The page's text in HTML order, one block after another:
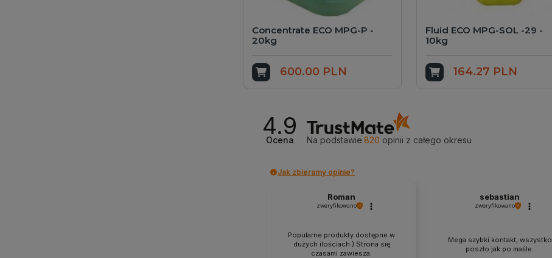
Concentrate ECO MPG-P -
20kg
Add to cart
600.00 PLN
Fluid ECO MPG-SOL -29 -
10kg
Add to cart
164.27 PLN
4.9
Ocena Na podstawie 820 opinii z całego okresu
Jak zbieramy opinie?
Roman
zweryfikowano
Popularne produkty dostępne w
dużych ilościach:) Strona się
czasami zawiesza.
sebastian
zweryfikowano
Mega szybki kontakt, wszystko
poszło jak po maśle.